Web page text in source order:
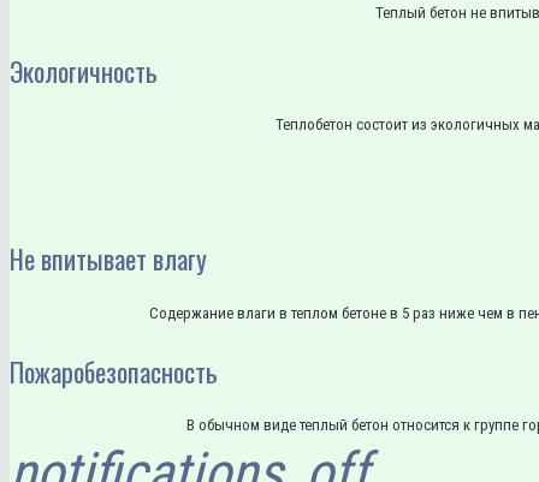
Теплый бетон не
Экологичность
Теплобетон состоит из экологичных
Не впитывает влагу
Содержание влаги в теплом бетоне в 5 раз ниже чем в
Пожаробезопасность
В обычном виде теплый бетон относится к группе